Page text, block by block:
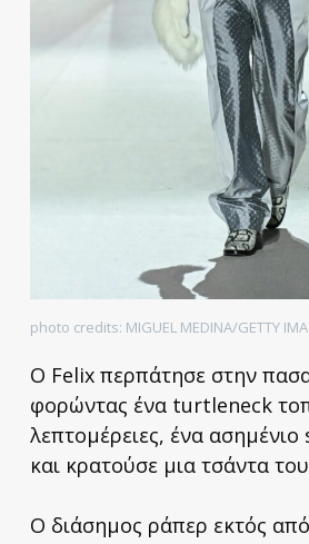
photo credits: MIGUEL MEDINA/GETTY
O Felix περπάτησε στην
φορώντας ένα turtleneck
λεπτομέρειες, ένα ασημένιο
και κρατούσε μια τσάντα
Ο διάσημος ράπερ εκτός από